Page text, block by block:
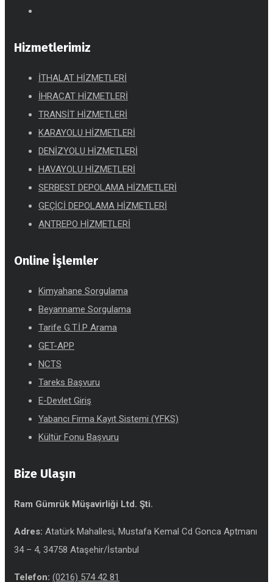
Hizmetlerimiz
İTHALAT HİZMETLERİ
İHRACAT HİZMETLERİ
TRANSİT HİZMETLERİ
KARAYOLU HİZMETLERİ
DENİZYOLU HİZMETLERİ
HAVAYOLU HİZMETLERİ
SERBEST DEPOLAMA HİZMETLERİ
GEÇİCİ DEPOLAMA HİZMETLERİ
ANTREPO HİZMETLERİ
Online İşlemler
Kimyahane Sorgulama
Beyanname Sorgulama
Tarife G.T.İ.P Arama
GET-APP
NCTS
Tareks Başvuru
E-Devlet Giriş
Yabancı Firma Kayıt Sistemi (YFKS)
Kültür Fonu Başvuru
Bize Ulaşın
Ram Gümrük Müşavirliği Ltd. Şti.
Adres: Atatürk Mahallesi, Mustafa Kemal Cd Gonca Aptmanı
34 – 4, 34758 Ataşehir/İstanbul
Telefon: (0216) 574 42 81